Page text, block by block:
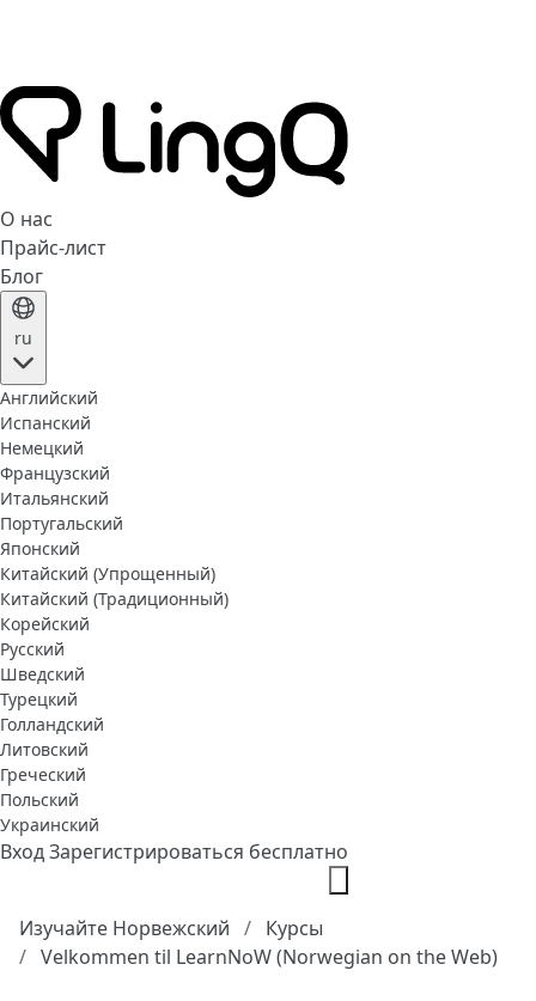
О нас
Прайс-лист
Блог
ru
Английский
Испанский
Немецкий
Французский
Итальянский
Португальский
Японский
Китайский (Упрощенный)
Китайский (Традиционный)
Корейский
Русский
Шведский
Турецкий
Голландский
Литовский
Греческий
Польский
Украинский
ВходЗарегистрироваться бесплатно
Изучайте Норвежский
Курсы
Velkommen til LearnNoW (Norwegian on the Web)